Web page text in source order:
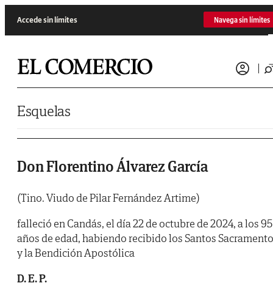
Accede sin límites Navega sin límites
Esquelas
Don Florentino Álvarez García
(Tino. Viudo de Pilar Fernández Artime)
falleció en Candás, el día 22 de octubre de 2024, a los 95
años de edad, habiendo recibido los Santos
y la Bendición Apostólica
D. E. P.